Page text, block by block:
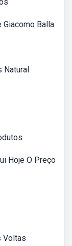
Balla
Natural
Hoje O Preço
Voltas